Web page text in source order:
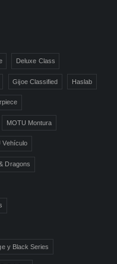
Deluxe Class
Gijoe Classified Haslab
MOTU Montura
Vehículo
Dragons
y Black Series